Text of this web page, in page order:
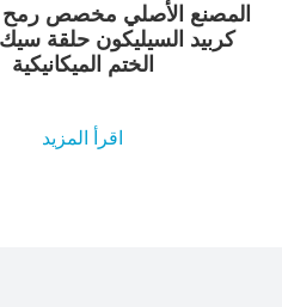
المصنع الأصلي مخصص رمح
كربيد السيليكون حلقة
الختم الميكانيكية
اقرأ المزيد